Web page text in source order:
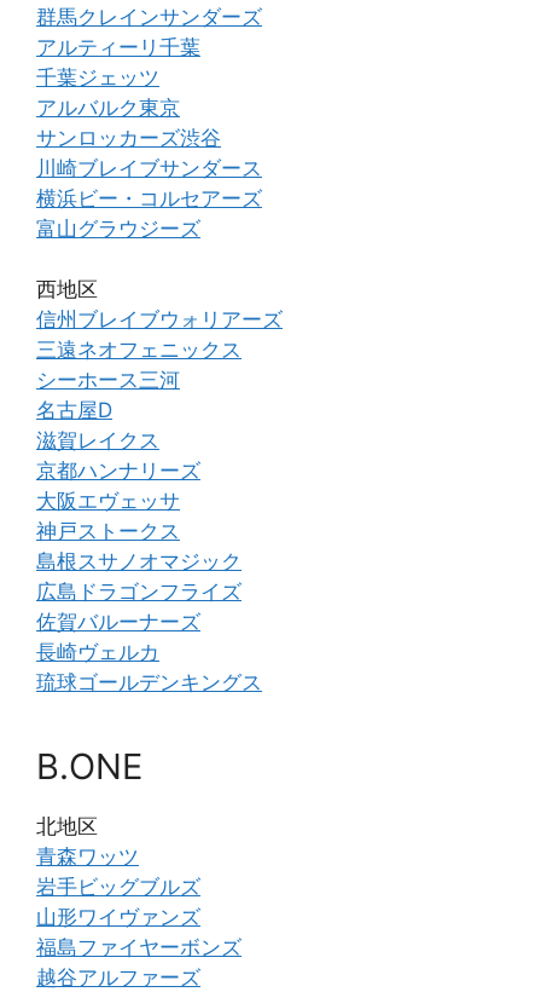
群馬クレインサンダーズ
アルティーリ千葉
千葉ジェッツ
アルバルク東京
サンロッカーズ渋谷
川崎ブレイブサンダース
横浜ビー・コルセアーズ
富山グラウジーズ
西地区
信州ブレイブウォリアーズ
三遠ネオフェニックス
シーホース三河
名古屋D
滋賀レイクス
京都ハンナリーズ
大阪エヴェッサ
神戸ストークス
島根スサノオマジック
広島ドラゴンフライズ
佐賀バルーナーズ
長崎ヴェルカ
琉球ゴールデンキングス
B.ONE
北地区
青森ワッツ
岩手ビッグブルズ
山形ワイヴァンズ
福島ファイヤーボンズ
越谷アルファーズ